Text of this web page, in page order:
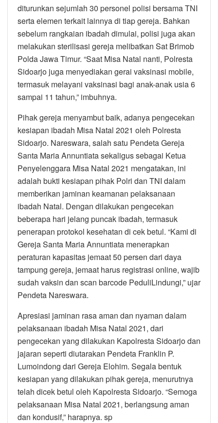
diturunkan sejumlah 30 personel polisi bersama TNI
serta elemen terkait lainnya di tiap gereja. Bahkan
sebelum rangkaian ibadah dimulai, polisi juga akan
melakukan sterilisasi gereja melibatkan Sat Brimob
Polda Jawa Timur. “Saat Misa Natal nanti, Polresta
Sidoarjo juga menyediakan gerai vaksinasi mobile,
termasuk melayani vaksinasi bagi anak-anak usia 6
sampai 11 tahun,” imbuhnya.
Pihak gereja menyambut baik, adanya pengecekan
kesiapan ibadah Misa Natal 2021 oleh Polresta
Sidoarjo. Nareswara, salah satu Pendeta Gereja
Santa Maria Annuntiata sekaligus sebagai Ketua
Penyelenggara Misa Natal 2021 mengatakan, ini
adalah bukti kesiapan pihak Polri dan TNI dalam
memberikan jaminan keamanan pelaksanaan
ibadah Natal. Dengan dilakukan pengecekan
beberapa hari jelang puncak ibadah, termasuk
penerapan protokol kesehatan di cek betul. “Kami di
Gereja Santa Maria Annuntiata menerapkan
peraturan kapasitas jemaat 50 persen dari daya
tampung gereja, jemaat harus registrasi online, wajib
sudah vaksin dan scan barcode PeduliLindungi,” ujar
Pendeta Nareswara.
Apresiasi jaminan rasa aman dan nyaman dalam
pelaksanaan ibadah Misa Natal 2021, dari
pengecekan yang dilakukan Kapolresta Sidoarjo dan
jajaran seperti diutarakan Pendeta Franklin P.
Lumoindong dari Gereja Elohim. Segala bentuk
kesiapan yang dilakukan pihak gereja, menurutnya
telah dicek betul oleh Kapolresta Sidoarjo. “Semoga
pelaksanaan Misa Natal 2021, berlangsung aman
dan kondusif,” harapnya. sp